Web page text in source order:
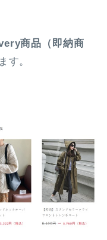
商品（即納商
す。